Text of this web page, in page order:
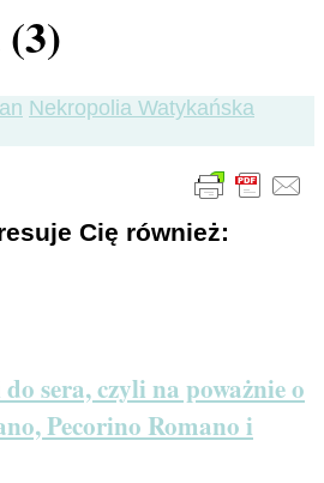
Nekropolia Watykańska
Cię również:
sera, czyli na poważnie o
Pecorino Romano i